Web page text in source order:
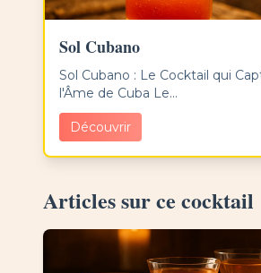
Sol Cubano
Sol Cubano : Le Cocktail qui
l'Âme de Cuba Le...
Découvrir
Articles sur ce cocktail